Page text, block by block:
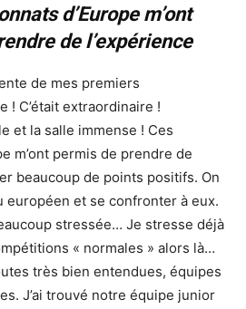
d’Europe m’ont
de l’expérience
de mes premiers
! C’était extraordinaire !
et la salle immense ! Ces
m’ont permis de prendre de
beaucoup de points positifs. On
européen et se confronter à eux.
stressée… Je stresse déjà
« normales » alors là…
très bien entendues, équipes
J’ai trouvé notre équipe junior